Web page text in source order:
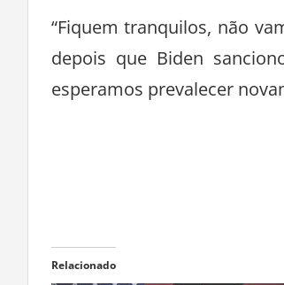
“Fiquem tranquilos, não
depois que Biden
esperamos prevalecer